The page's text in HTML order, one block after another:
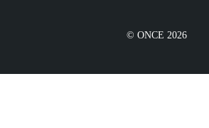
© ONCE 2026